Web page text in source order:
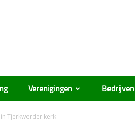
Verenigingen Bedrijven
in Tjerkwerder kerk